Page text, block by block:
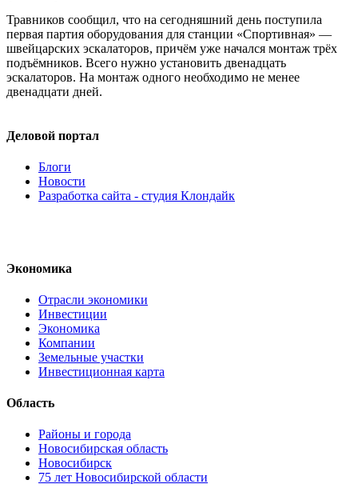
Травников сообщил, что на сегодняшний день поступила
первая партия оборудования для станции «Спортивная» —
швейцарских эскалаторов, причём уже начался монтаж трёх
подъёмников. Всего нужно установить двенадцать
эскалаторов. На монтаж одного необходимо не менее
двенадцати дней.
Деловой портал
Блоги
Новости
Разработка сайта - студия Клондайк
Экономика
Отрасли экономики
Инвестиции
Экономика
Компании
Земельные участки
Инвестиционная карта
Область
Районы и города
Новосибирская область
Новосибирск
75 лет Новосибирской области